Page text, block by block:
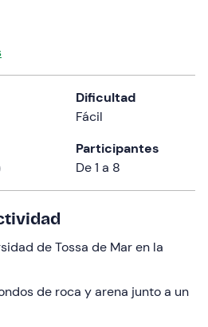
Dificultad
Fácil
Participantes
De 1 a 8
de Tossa de Mar en la
de roca y arena junto a un